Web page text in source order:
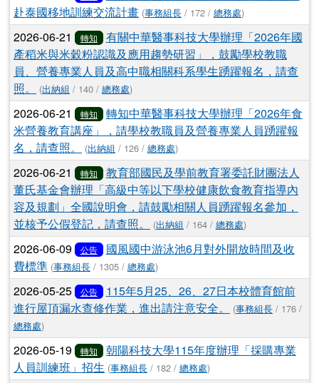
赴泰國移地訓練交流計畫 (事務組長 / 172 / 總務處)
2026-06-21 轉知
有關中華醫事科技大學辦理「2026年國
產稻米與米穀粉認識及應用趨勢研習」，鼓勵學校教職
員、營養專業人員及高中職相關科系學生踴躍報名，請查
照。
(出納組 / 140 / 總務處)
2026-06-21 轉知
轉知中華醫事科技大學辦理「2026年食
米營養教育講座」，請學校教職員及營養專業人員踴躍報
名，請查照。
(出納組 / 126 / 總務處)
2026-06-21 轉知
教育部國民及學前教育署委託財團法人
董氏基金會辦理「高級中等以下學校健康飲食教育指導內
容及規劃」全國說明會，請鼓勵相關人員踴躍報名參加，
並核予公假登記，請查照。
(出納組 / 164 / 總務處)
2026-06-09 公告
國風國中游泳池6月對外開放時間及收
費標準 (事務組長 / 1305 / 總務處)
2026-05-25 公告
115年5月25、26、27日本校體育館前
進行屋頂漏水查修作業，進出請注意安全。
(事務組長 / 176 /
總務處)
2026-05-19 轉知
朝陽科技大學115年度辦理「採購專業
人員訓練班」招生 (事務組長 / 182 / 總務處)